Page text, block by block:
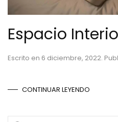
Espacio
Escrito en 6 diciembre, 2022.
CONTINUAR LEYENDO